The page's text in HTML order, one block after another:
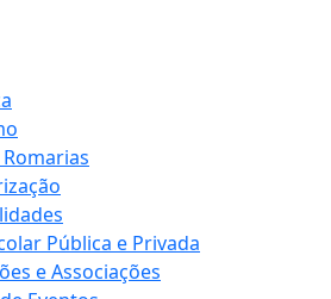
Romarias
Pública e Privada
e Associações